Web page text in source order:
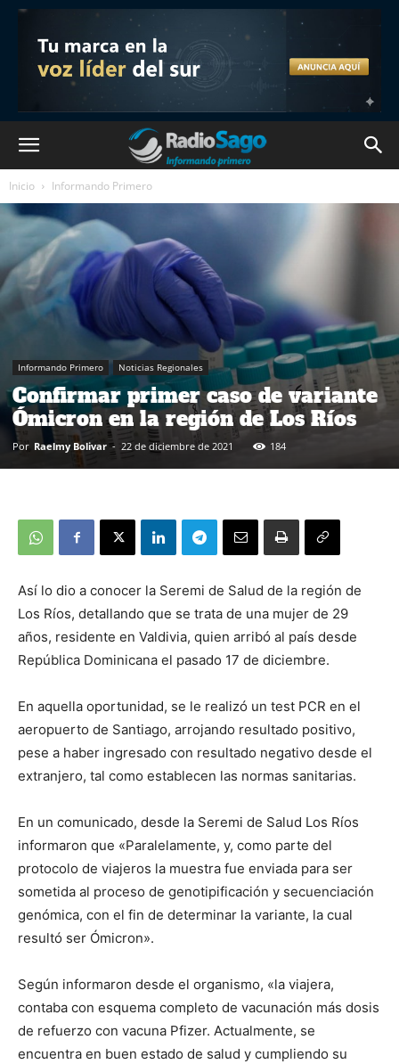
Inicio Informando Primero
Informando Primero Noticias Regionales
Confirmar primer caso de variante
Ómicron en la región de Los Ríos
Por Raelmy Bolivar - 22 de diciembre de 2021 184
Así lo dio a conocer la Seremi de Salud de la región de
Los Ríos, detallando que se trata de una mujer de 29
años, residente en Valdivia, quien arribó al país desde
República Dominicana el pasado 17 de diciembre.
En aquella oportunidad, se le realizó un test PCR en el
aeropuerto de Santiago, arrojando resultado positivo,
pese a haber ingresado con resultado negativo desde el
extranjero, tal como establecen las normas sanitarias.
En un comunicado, desde la Seremi de Salud Los Ríos
informaron que «Paralelamente, y, como parte del
protocolo de viajeros la muestra fue enviada para ser
sometida al proceso de genotipificación y secuenciación
genómica, con el fin de determinar la variante, la cual
resultó ser Ómicron».
Según informaron desde el organismo, «la viajera,
contaba con esquema completo de vacunación más dosis
de refuerzo con vacuna Pfizer. Actualmente, se
encuentra en buen estado de salud y cumpliendo su